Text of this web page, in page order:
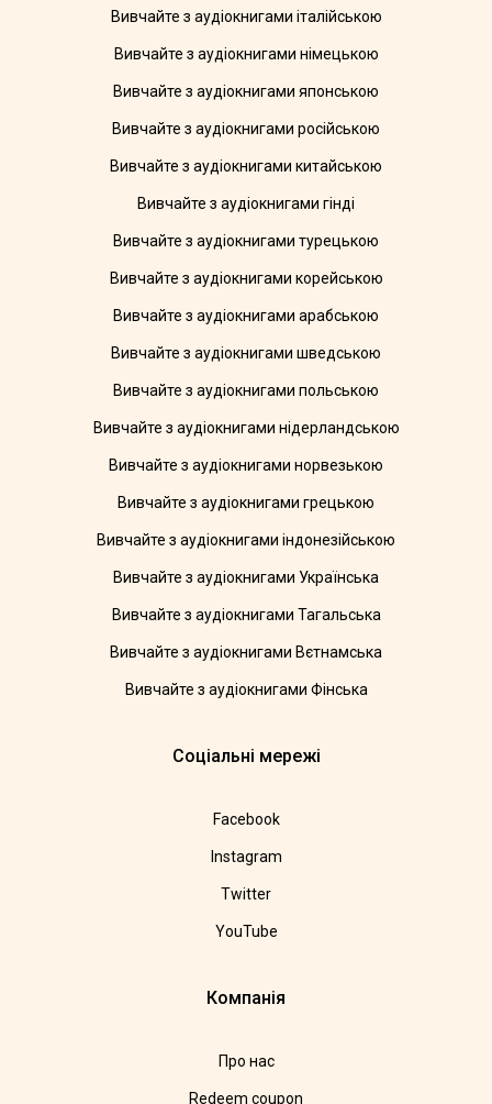
Вивчайте з аудіокнигами італійською
Вивчайте з аудіокнигами німецькою
Вивчайте з аудіокнигами японською
Вивчайте з аудіокнигами російською
Вивчайте з аудіокнигами китайською
Вивчайте з аудіокнигами гінді
Вивчайте з аудіокнигами турецькою
Вивчайте з аудіокнигами корейською
Вивчайте з аудіокнигами арабською
Вивчайте з аудіокнигами шведською
Вивчайте з аудіокнигами польською
Вивчайте з аудіокнигами нідерландською
Вивчайте з аудіокнигами норвезькою
Вивчайте з аудіокнигами грецькою
Вивчайте з аудіокнигами індонезійською
Вивчайте з аудіокнигами Українська
Вивчайте з аудіокнигами Тагальська
Вивчайте з аудіокнигами Вєтнамська
Вивчайте з аудіокнигами Фінська
Соціальні мережі
Facebook
Instagram
Twitter
YouTube
Компанія
Про нас
Redeem coupon